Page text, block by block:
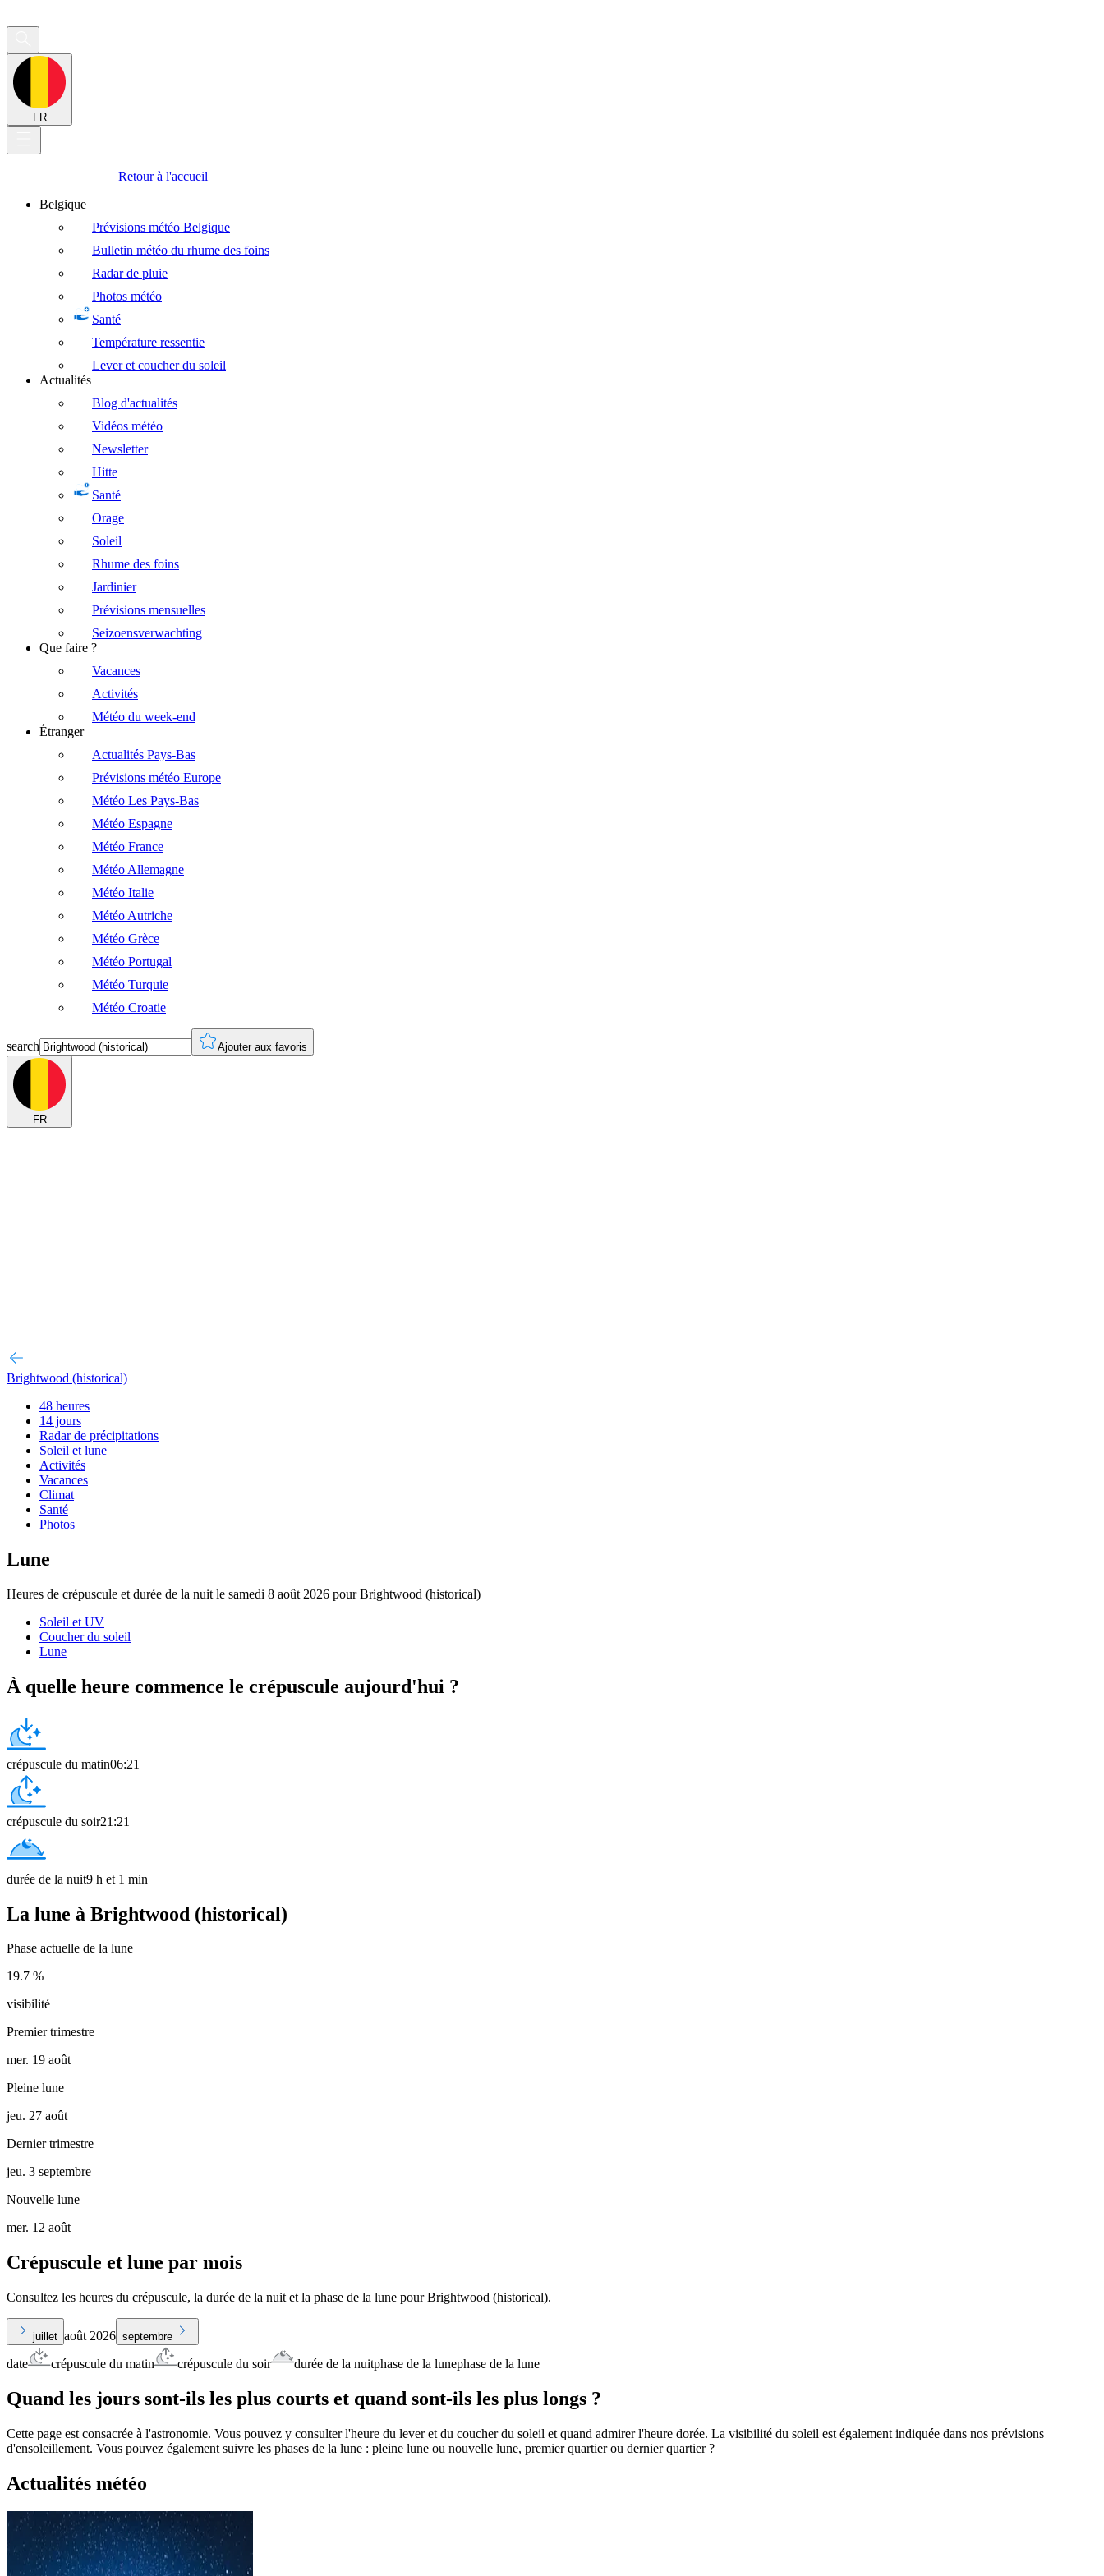
FR
Retour à l'accueil
Belgique
Prévisions météo Belgique
Bulletin météo du rhume des foins
Radar de pluie
Photos météo
Santé
Température ressentie
Lever et coucher du soleil
Actualités
Blog d'actualités
Vidéos météo
Newsletter
Hitte
Santé
Orage
Soleil
Rhume des foins
Jardinier
Prévisions mensuelles
Seizoensverwachting
Que faire ?
Vacances
Activités
Météo du week-end
Étranger
Actualités Pays-Bas
Prévisions météo Europe
Météo Les Pays-Bas
Météo Espagne
Météo France
Météo Allemagne
Météo Italie
Météo Autriche
Météo Grèce
Météo Portugal
Météo Turquie
Météo Croatie
search Ajouter aux favoris
FR
Brightwood (historical)
48 heures
14 jours
Radar de précipitations
Soleil et lune
Activités
Vacances
Climat
Santé
Photos
Lune
Heures de crépuscule et durée de la nuit le samedi 8 août 2026 pour Brightwood (historical)
Soleil et UV
Coucher du soleil
Lune
À quelle heure commence le crépuscule aujourd'hui ?
crépuscule du matin06:21
crépuscule du soir21:21
durée de la nuit9 h et 1 min
La lune à Brightwood (historical)
Phase actuelle de la lune
19.7 %
visibilité
Premier trimestre
mer. 19 août
Pleine lune
jeu. 27 août
Dernier trimestre
jeu. 3 septembre
Nouvelle lune
mer. 12 août
Crépuscule et lune par mois
Consultez les heures du crépuscule, la durée de la nuit et la phase de la lune pour Brightwood (historical).
juillet août 2026 septembre
date crépuscule du matin crépuscule du soir durée de la nuitphase de la lunephase de la lune
Quand les jours sont-ils les plus courts et quand sont-ils les plus longs ?
Cette page est consacrée à l'astronomie. Vous pouvez y consulter l'heure du lever et du coucher du soleil et quand admirer l'heure dorée. La visibilité du soleil est également indiquée dans nos prévisions
d'ensoleillement. Vous pouvez également suivre les phases de la lune : pleine lune ou nouvelle lune, premier quartier ou dernier quartier ?
Actualités météo